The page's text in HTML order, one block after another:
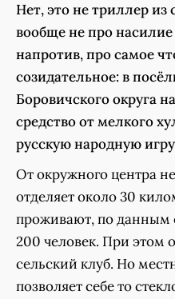
Нет, это не триллер
вообще не про насилие
напротив, про самое
созидательное: в
Боровичского округа
средство от мелкого
русскую народную
От окружного центра
отделяет около 30
проживают, по данным
200 человек. При этом
сельский клуб. Но
позволяет себе то